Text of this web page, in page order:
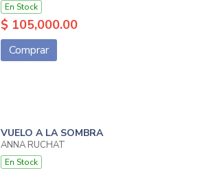
En Stock
$ 105,000.00
Comprar
VUELO A LA SOMBRA
ANNA RUCHAT
En Stock